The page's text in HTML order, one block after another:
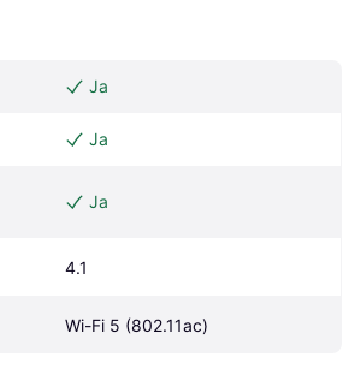
Ja
Ja
Ja
4.1
Wi-Fi 5 (802.11ac)